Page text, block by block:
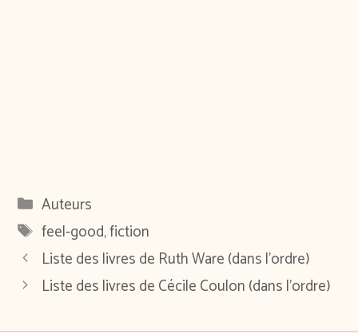
Catégories
Auteurs
Étiquettes
feel-good,fiction
Liste des livres de Ruth Ware (dans l’ordre)
Liste des livres de Cécile Coulon (dans l’ordre)